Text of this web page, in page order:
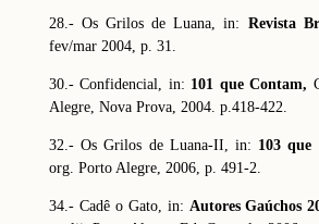
28.- Os Grilos de Luana, in: Revista
fev/mar 2004, p. 31.
30.- Confidencial, in: 101 que Contam,
Alegre, Nova Prova, 2004. p.418-422.
32.- Os Grilos de Luana-II, in: 103 que
org. Porto Alegre, 2006, p. 491-2.
34.- Cadê o Gato, in: Autores Gaúchos